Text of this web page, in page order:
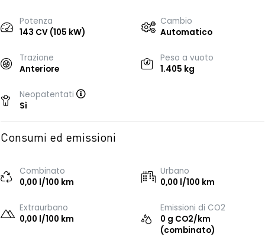
Potenza
143 CV (105 kW)
Cambio
Automatico
Trazione
Anteriore
Peso a vuoto
1.405 kg
Neopatentati
Sì
Consumi ed emissioni
Combinato
0,00 l/100 km
Urbano
0,00 l/100 km
Extraurbano
0,00 l/100 km
Emissioni di CO2
0 g CO2/km
(combinato)